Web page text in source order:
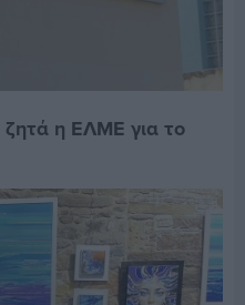
η ΕΛΜΕ για το